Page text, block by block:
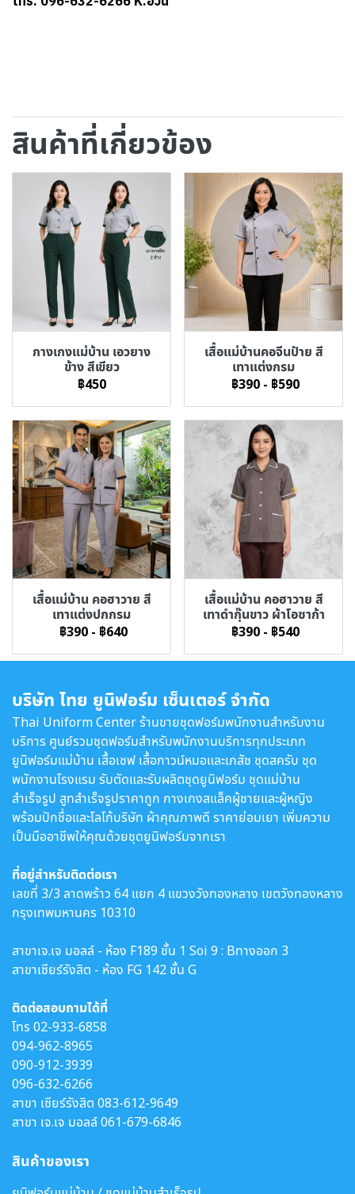
สินค้าที่เกี่ยวข้อง
กางเกงแม่บ้าน เอวยาง
ข้าง สีเขียว
฿450
เสื้อแม่บ้านคอจีนป้าย สี
เทาแต่งกรม
฿390 - ฿590
เสื้อแม่บ้าน คอฮาวาย สี
เทาแต่งปกกรม
฿390 - ฿640
เสื้อแม่บ้าน คอฮาวาย สี
เทาดำกุ๊นขาว ผ้าโอซาก้า
฿390 - ฿540
บริษัท ไทย ยูนิฟอร์ม เซ็นเตอร์ จำกัด
Thai Uniform Center ร้านขายชุดฟอร์มพนักงานสำหรับงาน
บริการ ศูนย์รวมชุดฟอร์มสำหรับพนักงานบริการทุกประเภท
ยูนิฟอร์มแม่บ้าน เสื้อเชฟ เสื้อกาวน์หมอและเภสัช ชุดสครับ ชุด
พนักงานโรงแรม รับตัดและรับผลิตชุดยูนิฟอร์ม ชุดแม่บ้าน
สำเร็จรูป สูทสำเร็จรูปราคาถูก กางเกงสแล็คผู้ชายและผู้หญิง
พร้อมปักชื่อและโลโก้บริษัท ผ้าคุณภาพดี ราคาย่อมเยา เพิ่มความ
เป็นมืออาชีพให้คุณด้วยชุดยูนิฟอร์มจากเรา
ที่อยู่สำหรับติดต่อเรา
เลขที่ 3/3 ลาดพร้าว 64 แยก 4 แขวงวังทองหลาง เขตวังทองหลาง
กรุงเทพมหานคร 10310
สาขาเจ.เจ มอลล์ - ห้อง F189 ชั้น 1 Soi 9 : Bทางออก 3
สาขาเซียร์รังสิต - ห้อง FG 142 ชั้น G
ติดต่อสอบถามได้ที่
โทร02-933-6858
094-962-8965
090-912-3939
096-632-6266
สาขา เซียร์รังสิต 083-612-9649
สาขา เจ.เจ มอลล์061-679-6846
สินค้าของเรา